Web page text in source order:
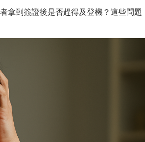
拿到簽證後是否趕得及登機？這些問題